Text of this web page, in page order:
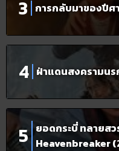
การกลับมาของปีศ
ฝ่าแดนสงครามนร
ยอดกระบี่ ทลายส
Heavenbreaker